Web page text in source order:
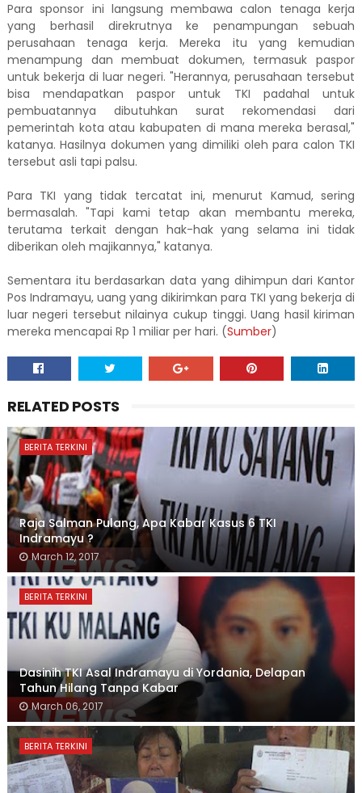
Para sponsor ini langsung membawa calon tenaga kerja
yang berhasil direkrutnya ke penampungan sebuah
perusahaan tenaga kerja. Mereka itu yang kemudian
menampung dan membuat dokumen, termasuk paspor
untuk bekerja di luar negeri. "Herannya, perusahaan tersebut
bisa mendapatkan paspor untuk TKI padahal untuk
pembuatannya dibutuhkan surat rekomendasi dari
pemerintah kota atau kabupaten di mana mereka berasal,"
katanya. Hasilnya dokumen yang dimiliki oleh para calon TKI
tersebut asli tapi palsu.
Para TKI yang tidak tercatat ini, menurut Kamud, sering
bermasalah. "Tapi kami tetap akan membantu mereka,
terutama terkait dengan hak-hak yang selama ini tidak
diberikan oleh majikannya," katanya.
Sementara itu berdasarkan data yang dihimpun dari Kantor
Pos Indramayu, uang yang dikirimkan para TKI yang bekerja di
luar negeri tersebut nilainya cukup tinggi. Uang hasil kiriman
mereka mencapai Rp 1 miliar per hari. (Sumber)
RELATED POSTS
BERITA TERKINI
Raja Salman Pulang, Apa Kabar Kasus 6 TKI
Indramayu ?
March 12, 2017
BERITA TERKINI
Dasinih TKI Asal Indramayu di Yordania, Delapan
Tahun Hilang Tanpa Kabar
March 06, 2017
BERITA TERKINI